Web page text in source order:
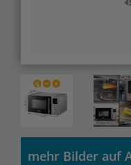
mehr Bilder auf